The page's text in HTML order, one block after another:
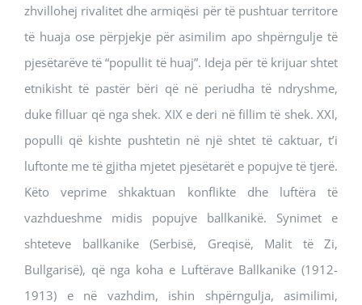
zhvillohej rivalitet dhe armiqësi për të pushtuar territore
të huaja ose përpjekje për asimilim apo shpërngulje të
pjesëtarëve të “popullit të huaj”. Ideja për të krijuar shtet
etnikisht të pastër bëri që në periudha të ndryshme,
duke filluar që nga shek. XIX e deri në fillim të shek. XXI,
populli që kishte pushtetin në një shtet të caktuar, t’i
luftonte me të gjitha mjetet pjesëtarët e popujve të tjerë.
Këto veprime shkaktuan konflikte dhe luftëra të
vazhdueshme midis popujve ballkanikë. Synimet e
shteteve ballkanike (Serbisë, Greqisë, Malit të Zi,
Bullgarisë), që nga koha e Luftërave Ballkanike (1912-
1913) e në vazhdim, ishin shpërngulja, asimilimi,